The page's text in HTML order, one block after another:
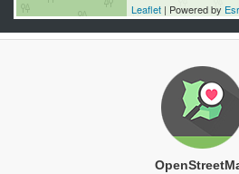
Leaflet | Powered by